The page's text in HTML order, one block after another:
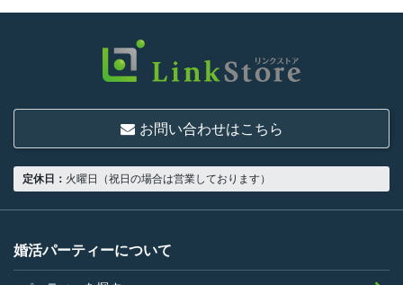
お問い合わせはこちら
定休日： 火曜日（祝日の場合は営業しております）
婚活パーティーについて